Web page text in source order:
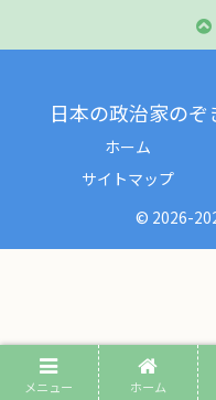
日本の政治家の
ホーム
サイトマップ
© 2026-
メニュー ホーム